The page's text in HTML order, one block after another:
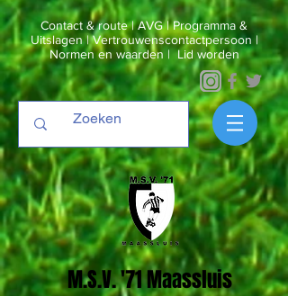
Contact & route|AVG|Programma &
Uitslagen|Vertrouwenscontactpersoon |
Normen en waarden |Lid worden
M.S.V. '71 Maassluis